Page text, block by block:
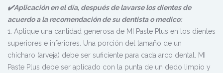
✔️Aplicación en el día, después de lavarse los dientes de
acuerdo a la recomendación de su dentista o medico:
1. Aplique una cantidad generosa de MI Paste Plus en los dientes
superiores e inferiores. Una porción del tamaño de un
chícharo (arveja) debe ser suficiente para cada arco dental. MI
Paste Plus debe ser aplicado con la punta de un dedo limpio y